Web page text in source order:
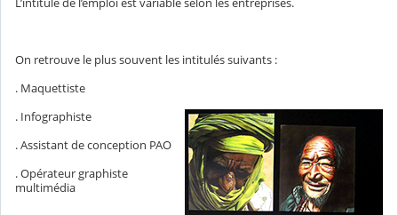
On retrouve le plus souvent les intitulés suivants :
. Maquettiste
. Infographiste
. Assistant de conception PAO
. Opérateur graphiste
multimédia